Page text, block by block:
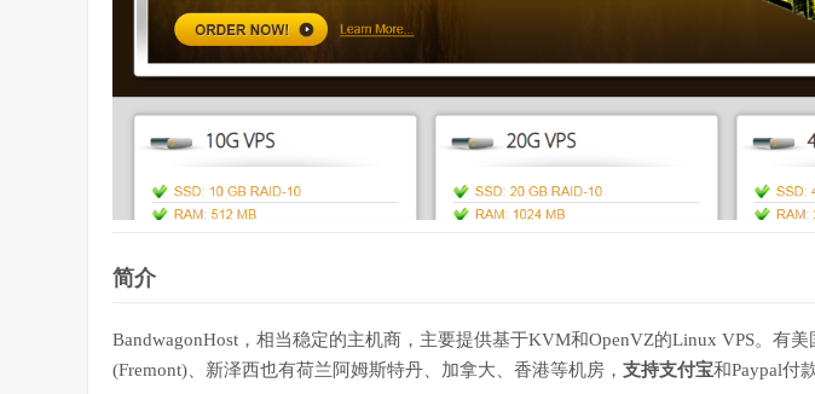
简介
BandwagonHost，相当稳定的主机商，主要提供基于KVM和OpenVZ的Linux VPS。有
(Fremont)、新泽西也有荷兰阿姆斯特丹、加拿大、香港等机房， 支持支付宝和Paypal付